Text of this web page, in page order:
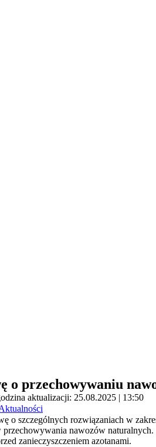
o przechowywaniu
aktualizacji: 25.08.2025 | 13:50
o szczególnych rozwiązaniach w
nawozów
zanieczyszczeniem azotanami.